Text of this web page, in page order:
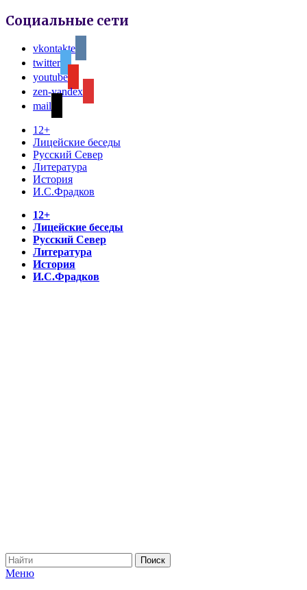
Социальные сети
vkontakte
twitter
youtube
zen-yandex
mail
12+
Лицейские беседы
Русский Север
Литература
История
И.С.Фрадков
12+
Лицейские беседы
Русский Север
Литература
История
И.С.Фрадков
Меню